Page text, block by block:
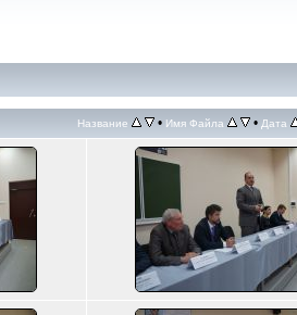
Название • Имя Файла • Дата